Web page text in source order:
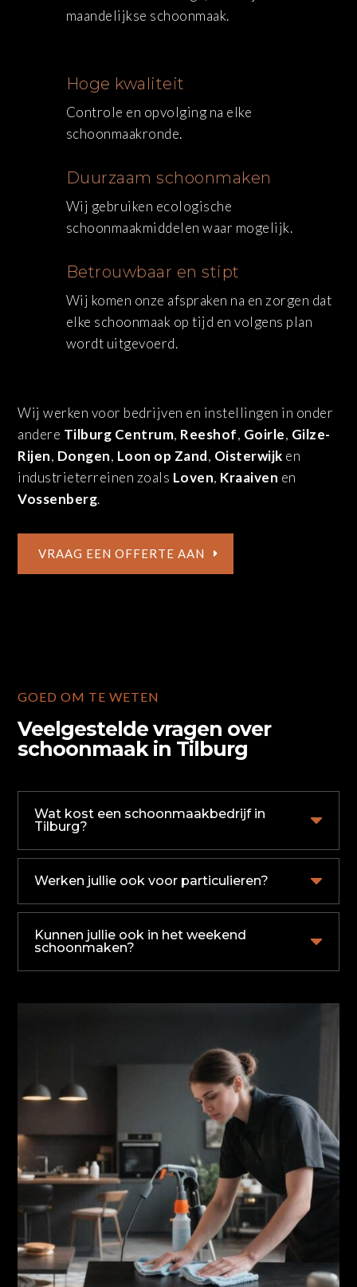
maandelijkse schoonmaak.
Hoge kwaliteit
Controle en opvolging na elke
schoonmaakronde.
Duurzaam schoonmaken
Wij gebruiken ecologische
schoonmaakmiddelen waar mogelijk.
Betrouwbaar en stipt
Wij komen onze afspraken na en zorgen dat
elke schoonmaak op tijd en volgens plan
wordt uitgevoerd.
Wij werken voor bedrijven en instellingen in onder
andere Tilburg Centrum, Reeshof, Goirle, Gilze-
Rijen, Dongen, Loon op Zand, Oisterwijk en
industrieterreinen zoals Loven, Kraaiven en
Vossenberg.
VRAAG EEN OFFERTE AAN
GOED OM TE WETEN
Veelgestelde vragen over
schoonmaak in Tilburg
Wat kost een schoonmaakbedrijf in
Tilburg?
Werken jullie ook voor particulieren?
Kunnen jullie ook in het weekend
schoonmaken?